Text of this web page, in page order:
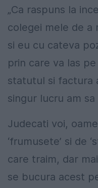
„Ca raspuns la
colegei mele de a
si eu cu cateva
prin care va las
statutul si factura
singur lucru am
Judecati voi,
‘frumusete’ si de
care traim, dar
se bucura acest